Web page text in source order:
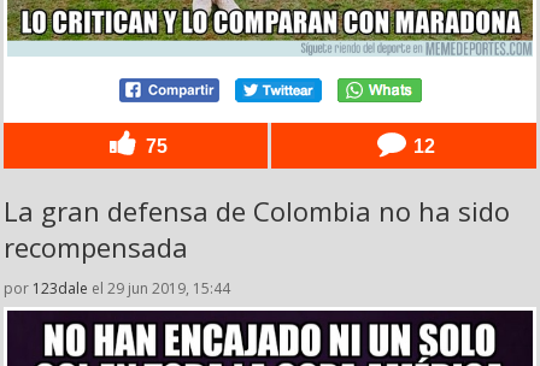
75 12
La gran defensa de Colombia no ha sido
recompensada
por 123dale el 29 jun 2019, 15:44